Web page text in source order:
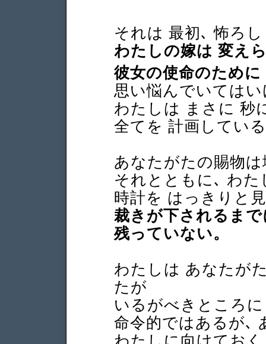
それは 最初､ 怖ろ
わたしの嫁は 変え
彼女の使命のため
思い悩んでいては
わたしは まさに 秒
全てを 計画してい
あなたがたの賜物
それとともに､ わ
時計を はっきりと
裁きが下されるま
残っていない。
わたしは あなたが
たが
いるがべきところ
命令的ではあるが､
わたしに向けてお